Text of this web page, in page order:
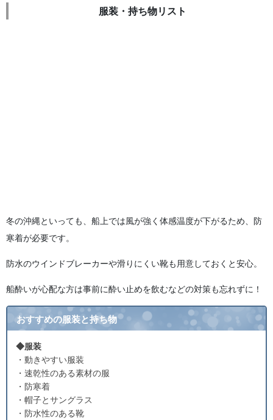
服装・持ち物リスト
冬の沖縄といっても、船上では風が強く体感温度が下がるため、防
寒着が必要です。
防水のウインドブレーカーや滑りにくい靴も用意しておくと安心。
船酔いが心配な方は事前に酔い止めを飲むなどの対策も忘れずに！
おすすめの服装と持ち物
◆服装
・動きやすい服装
・速乾性のある素材の服
・防寒着
・帽子とサングラス
・防水性のある靴